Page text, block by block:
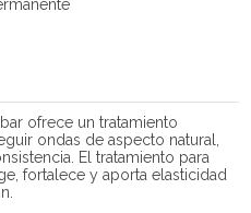
ofrece un tratamiento
ondas de aspecto natural,
El tratamiento para
fortalece y aporta elasticidad